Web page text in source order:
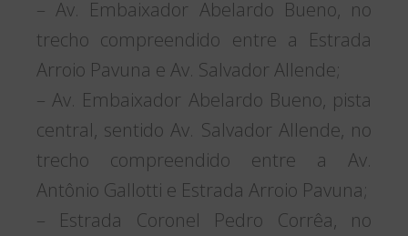
– Av. Embaixador Abelardo Bueno, no
trecho compreendido entre a Estrada
Arroio Pavuna e Av. Salvador Allende;
– Av. Embaixador Abelardo Bueno, pista
central, sentido Av. Salvador Allende, no
trecho compreendido entre a Av.
Antônio Gallotti e Estrada Arroio Pavuna;
– Estrada Coronel Pedro Corrêa, no